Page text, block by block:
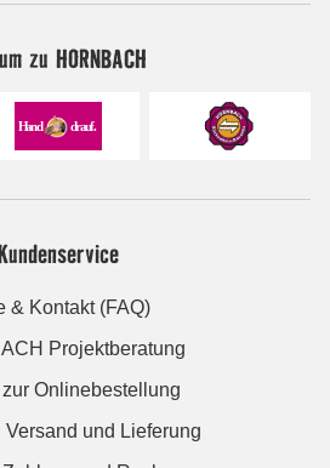
zu HORNBACH
& Kontakt (FAQ)
Projektberatung
Onlinebestellung
Versand und Lieferung